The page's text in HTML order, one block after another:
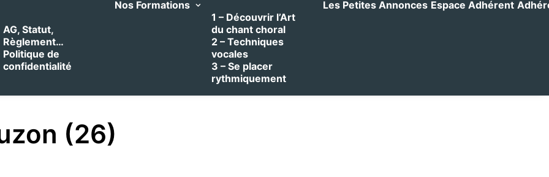
AG, Statut,
Règlement…
Politique de
confidentialité
Nos Formations
1 – Découvrir l’Art
du chant choral
2 – Techniques
vocales
3 – Se placer
rythmiquement
Les Petites Annonces Espace Adhérent
(26)